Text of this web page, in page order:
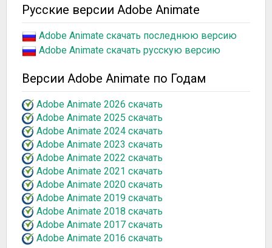
Русские версии Adobe Animate
Adobe Animate скачать последнюю версию
Adobe Animate скачать русскую версию
Версии Adobe Animate по Годам
Adobe Animate 2026 скачать
Adobe Animate 2025 скачать
Adobe Animate 2024 скачать
Adobe Animate 2023 скачать
Adobe Animate 2022 скачать
Adobe Animate 2021 скачать
Adobe Animate 2020 скачать
Adobe Animate 2019 скачать
Adobe Animate 2018 скачать
Adobe Animate 2017 скачать
Adobe Animate 2016 скачать